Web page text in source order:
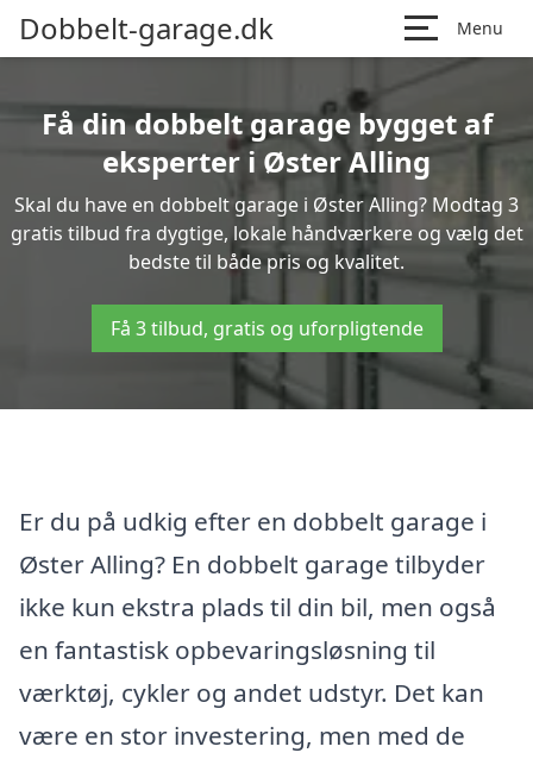
Dobbelt-garage.dk Menu
Få din dobbelt garage bygget af
eksperter i Øster Alling
Skal du have en dobbelt garage i Øster Alling? Modtag 3
gratis tilbud fra dygtige, lokale håndværkere og vælg det
bedste til både pris og kvalitet.
Få 3 tilbud, gratis og uforpligtende
Er du på udkig efter en dobbelt garage i
Øster Alling? En dobbelt garage tilbyder
ikke kun ekstra plads til din bil, men også
en fantastisk opbevaringsløsning til
værktøj, cykler og andet udstyr. Det kan
være en stor investering, men med de